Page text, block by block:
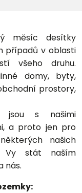
měsíc desítky
případů v oblasti
všeho druhu.
domy, byty,
prostory,
jsou s našimi
a proto jen pro
našich
Vy stát naším
nás.